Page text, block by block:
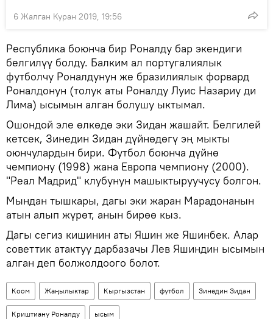
6 Жалган Куран 2019, 19:56
Республика боюнча бир Роналду бар экендиги
белгилүү болду. Балким ал португалиялык
футболчу Роналдунун же бразилиялык форвард
Роналдонун (толук аты Роналду Луис Назариу ди
Лима) ысымын алган болушу ыктымал.
Ошондой эле өлкөдө эки Зидан жашайт. Белгилей
кетсек, Зинедин Зидан дүйнөдөгү эң мыкты
оюнчулардын бири. Футбол боюнча дүйнө
чемпиону (1998) жана Европа чемпиону (2000).
"Реал Мадрид" клубунун машыктыруучусу болгон.
Мындан тышкары, дагы эки жаран Марадонанын
атын алып жүрөт, анын бирөө кыз.
Дагы сегиз кишинин аты Яшин же Яшинбек. Алар
советтик атактуу дарбазачы Лев Яшиндин ысымын
алган деп болжолдоого болот.
Коом Жаңылыктар Кыргызстан футбол Зинедин Зидан
Криштиану Роналду ысым